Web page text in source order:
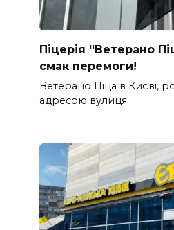
Піцерія “Ветерано
смак перемоги!
Ветерано Піца в Києві,
адресою вулиця